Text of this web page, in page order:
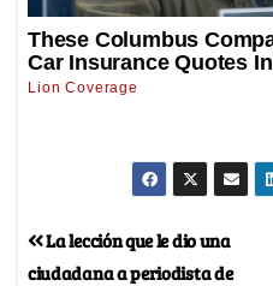
La lección que le dio una
ciudadana a periodista de